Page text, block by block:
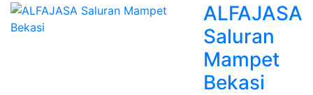
ALFAJASA
Saluran
Mampet
Bekasi